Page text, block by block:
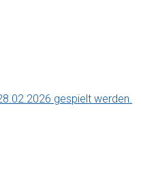
gespielt werden.